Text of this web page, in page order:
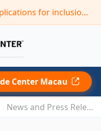
The WTCMAC hereby invites applications for inclusion in its new term of the “Panel of Arbitrators”(Deadline: September 30,2026)
Center Macau
News and Press Releases